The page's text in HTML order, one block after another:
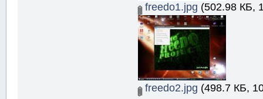
freedo1.jpg (502.98 КБ,
freedo2.jpg (498.7 КБ,